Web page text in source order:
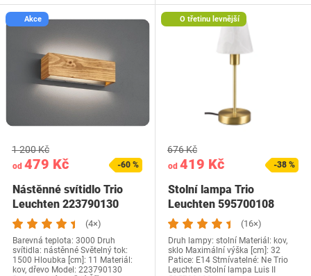
Akce
od 479 Kč
1 200 Kč
-60 %
Nástěnné svítidlo Trio
Leuchten 223790130
(4×)
Barevná teplota: 3000 Druh
svítidla: nástěnné Světelný tok:
1500 Hloubka [cm]: 11 Materiál:
kov, dřevo Model: 223790130
O třetinu levnější
od 419 Kč
676 Kč
-38 %
Stolní lampa Trio
Leuchten 595700108
(16×)
Druh lampy: stolní Materiál: kov,
sklo Maximální výška [cm]: 32
Patice: E14 Stmívatelné: Ne Trio
Leuchten Stolní lampa Luis II